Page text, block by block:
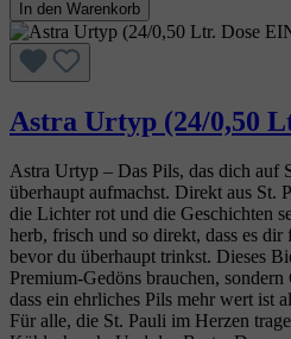
In den Warenkorb
Astra Urtyp (24/0,50
Astra Urtyp – Das Pils, das dich auf
überhaupt aufmachst. Direkt aus St.
die Lichter rot und die Geschichten
herb, frisch und so direkt, dass es dir
bevor du überhaupt trinkst. Dieses
Premium‑Gedöns brauchen,
dass ein ehrliches Pils mehr wert ist
Für alle, die St. Pauli im Herzen